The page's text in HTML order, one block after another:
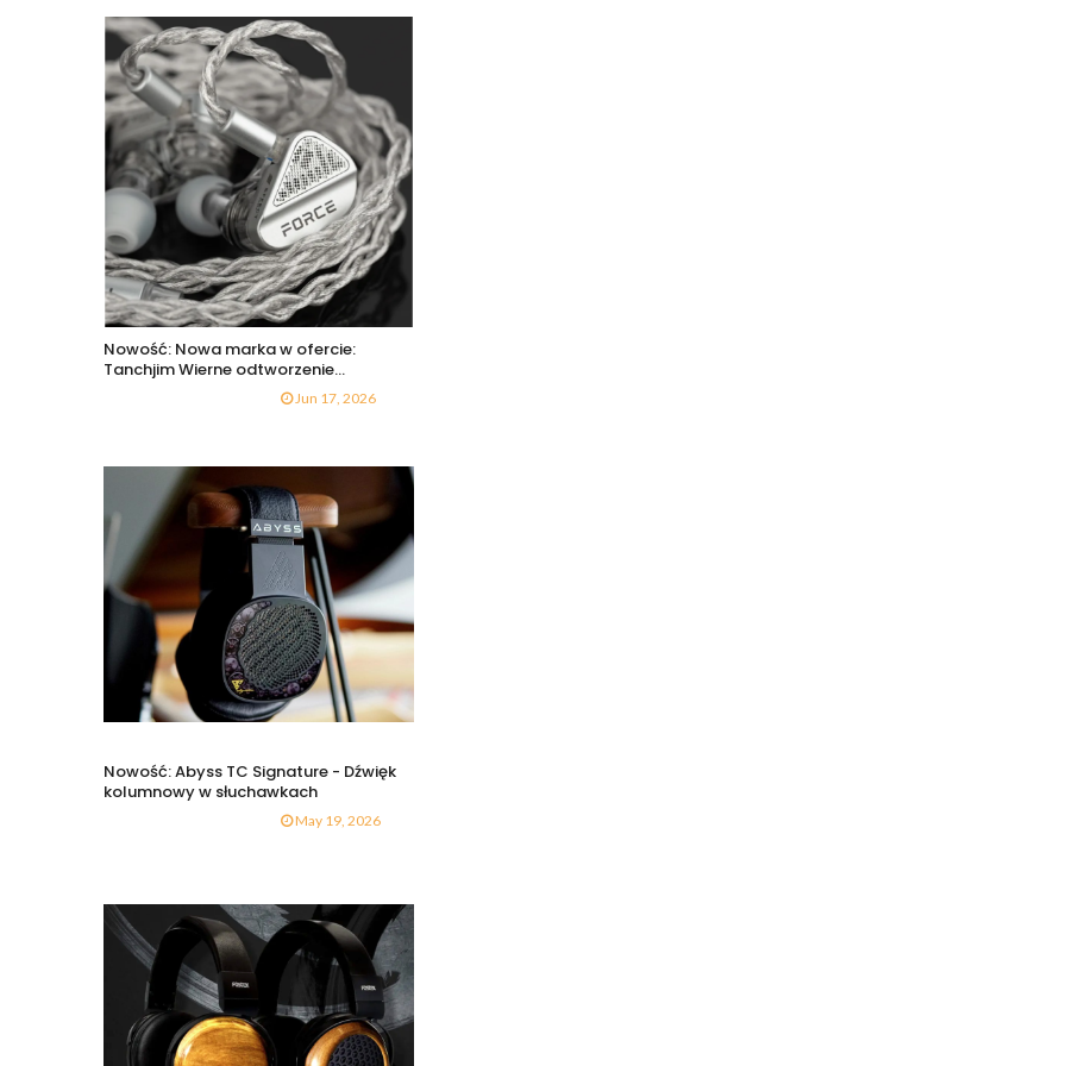
Nowość: Nowa marka w ofercie:
Tanchjim Wierne odtworzenie...
Jun 17, 2026
Nowość: Abyss TC Signature - Dźwięk
kolumnowy w słuchawkach
May 19, 2026